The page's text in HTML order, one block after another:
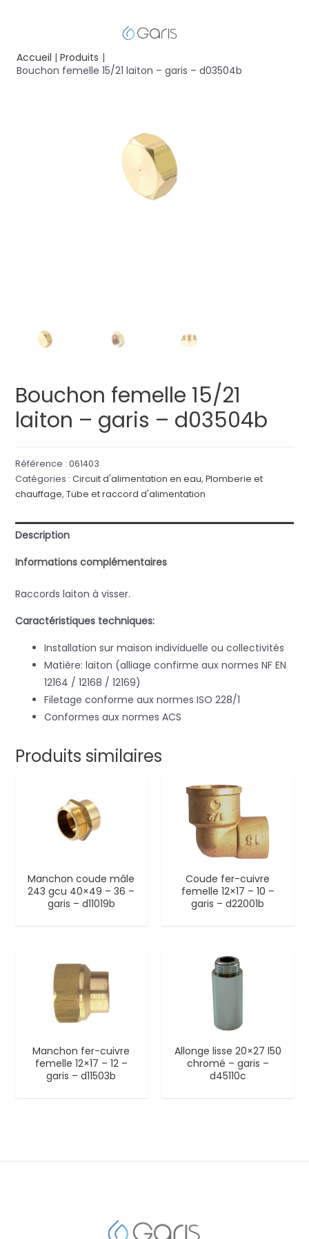
Accueil
Produits
Bouchon femelle 15/21 laiton – garis – d03504b
Bouchon femelle 15/21
laiton – garis – d03504b
Référence : 061403
Catégories : Circuit d'alimentation en eau, Plomberie et
chauffage, Tube et raccord d'alimentation
Description
Informations complémentaires
Raccords laiton à visser.
Caractéristiques techniques:
Installation sur maison individuelle ou collectivités
Matière: laiton (alliage confirme aux normes NF EN
12164 / 12168 / 12169)
Filetage conforme aux normes ISO 228/1
Conformes aux normes ACS
Produits similaires
Manchon coude mâle
243 gcu 40×49 – 36 –
garis – d11019b
Coude fer-cuivre
femelle 12×17 – 10 –
garis – d22001b
Manchon fer-cuivre
femelle 12×17 – 12 –
garis – d11503b
Allonge lisse 20×27 l50
chromé – garis –
d45110c